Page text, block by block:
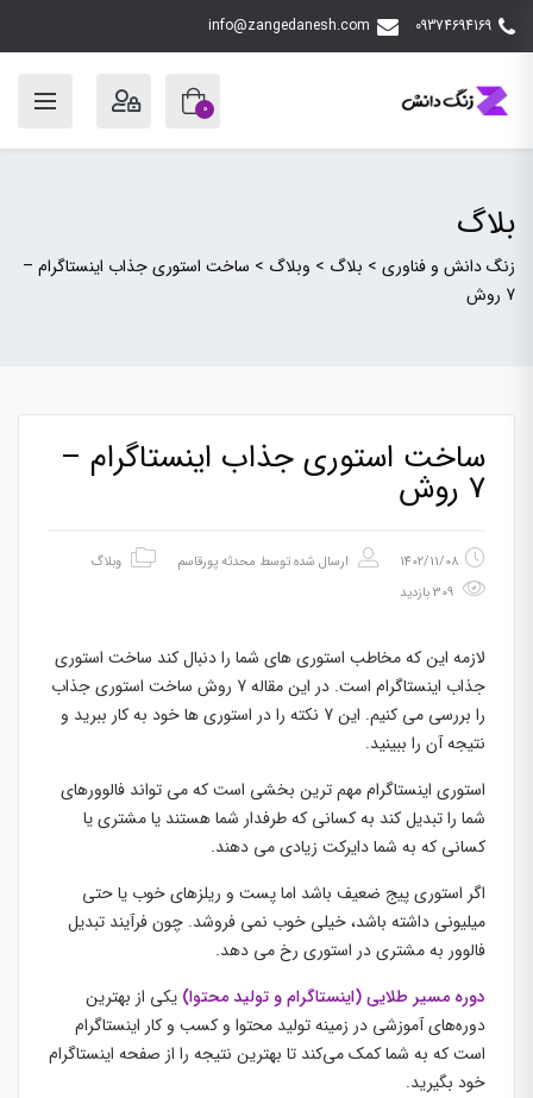
09374694169
info@zangedanesh.com
0
بلاگ
زنگ دانش و فناوری > بلاگ > وبلاگ > ساخت استوری جذاب اینستاگرام –
7 روش
ساخت استوری جذاب اینستاگرام –
7 روش
1402/11/08 ارسال شده توسط محدثه پورقاسم
وبلاگ
لازمه این که مخاطب استوری های شما را دنبال کند ساخت استوری
جذاب اینستاگرام است. در این مقاله 7 روش ساخت استوری جذاب
را بررسی می کنیم. این 7 نکته را در استوری ها خود به کار ببرید و
نتیجه آن را ببینید.
استوری اینستاگرام مهم ترین بخشی است که می تواند فالوورهای
شما را تبدیل کند به کسانی که طرفدار شما هستند یا مشتری یا
کسانی که به شما دایرکت زیادی می دهند.
اگر استوری پیج ضعیف باشد اما پست و ریلزهای خوب یا حتی
میلیونی داشته باشد، خیلی خوب نمی فروشد. چون فرآیند تبدیل
فالوور به مشتری در استوری رخ می دهد.
دوره مسیر طلایی (اینستاگرام و تولید محتوا) یکی از بهترین
دوره‌های آموزشی در زمینه تولید محتوا و کسب و کار اینستاگرام
است که به شما کمک می‌کند تا بهترین نتیجه را از صفحه اینستاگرام
خود بگیرید.